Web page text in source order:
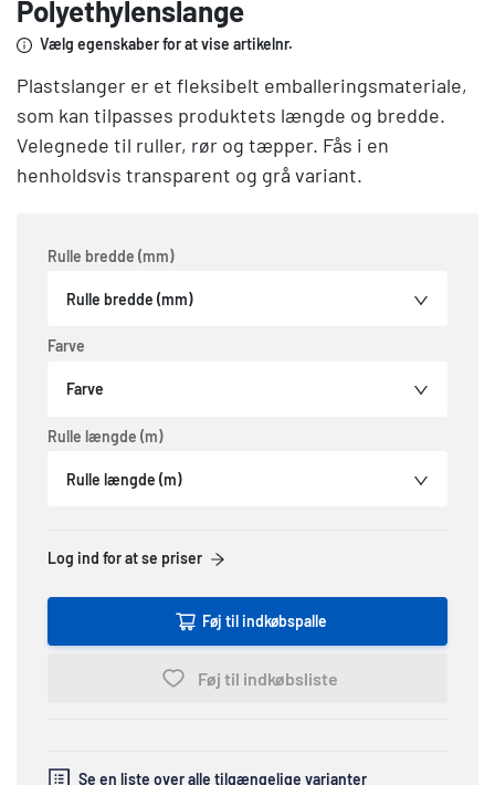
Polyethylenslange
Vælg egenskaber for at vise artikelnr.
Plastslanger er et fleksibelt emballeringsmateriale,
som kan tilpasses produktets længde og bredde.
Velegnede til ruller, rør og tæpper. Fås i en
henholdsvis transparent og grå variant.
Rulle bredde (mm)
Rulle bredde (mm)
Farve
Farve
Rulle længde (m)
Rulle længde (m)
Log ind for at se priser
Føj til indkøbspalle
Føj til indkøbsliste
Se en liste over alle tilgængelige varianter